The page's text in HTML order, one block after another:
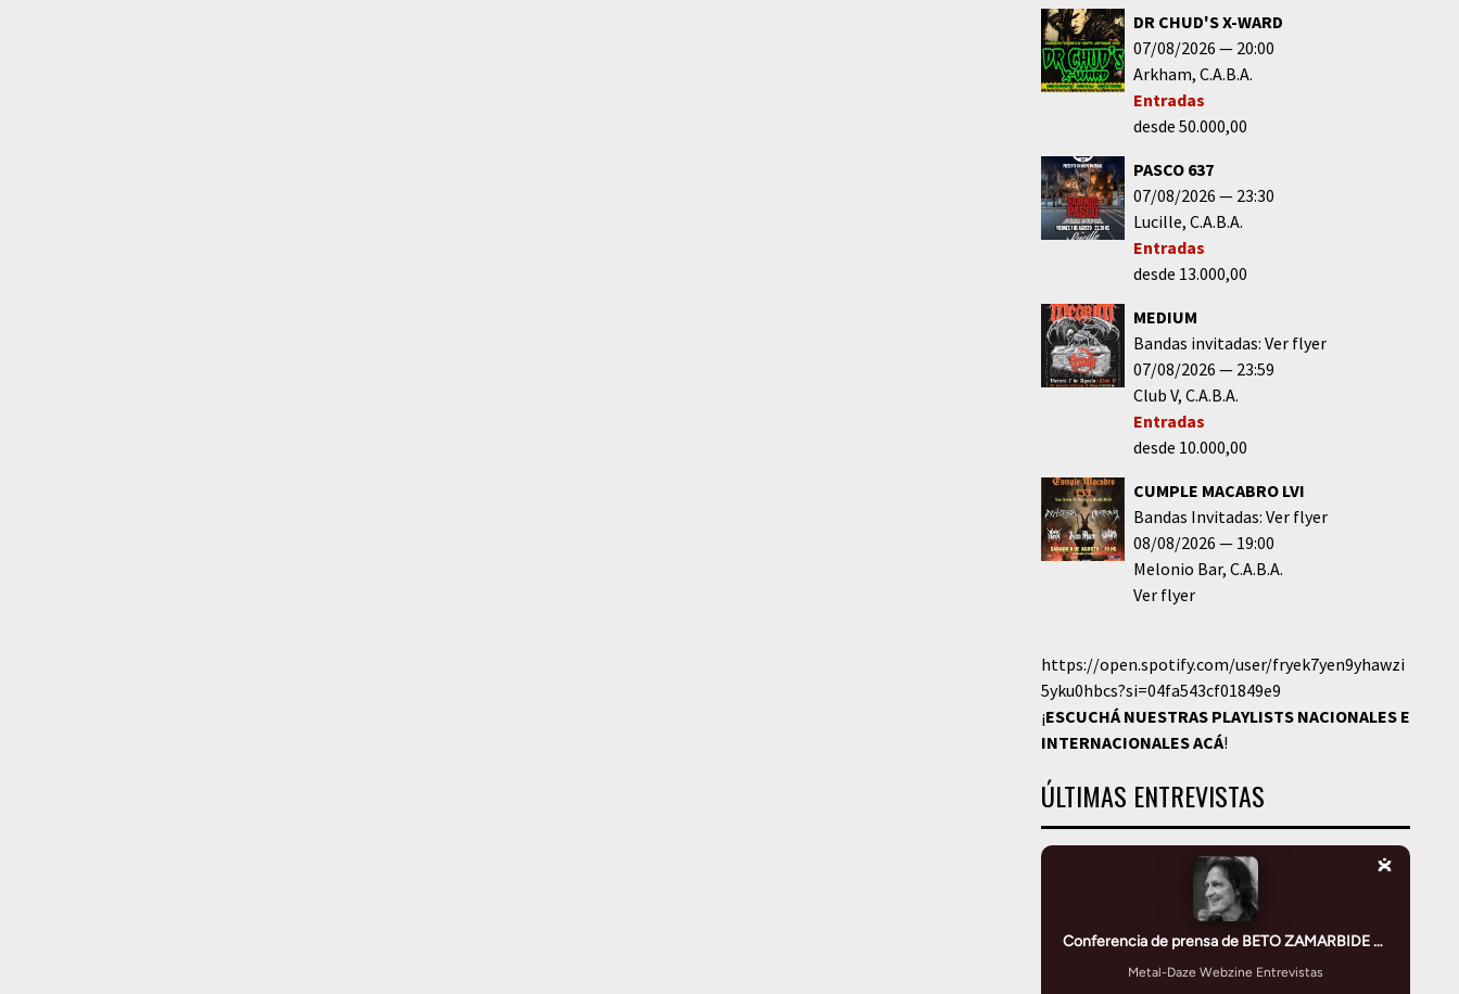
DR CHUD'S X-WARD
07/08/2026
20:00
Arkham C.A.B.A.
Entradas
desde 50.000,00
PASCO 637
07/08/2026
23:30
Lucille C.A.B.A.
Entradas
desde 13.000,00
MEDIUM
Bandas invitadas: Ver flyer
07/08/2026
23:59
Club V C.A.B.A.
Entradas
desde 10.000,00
CUMPLE MACABRO LVI
Bandas Invitadas: Ver flyer
08/08/2026
19:00
Melonio Bar C.A.B.A.
Ver flyer
https://open.spotify.com/user/fryek7yen9yhawzi
5yku0hbcs?si=04fa543cf01849e9
¡ESCUCHÁ NUESTRAS PLAYLISTS NACIONALES E
INTERNACIONALESACÁ!
ÚLTIMAS ENTREVISTAS